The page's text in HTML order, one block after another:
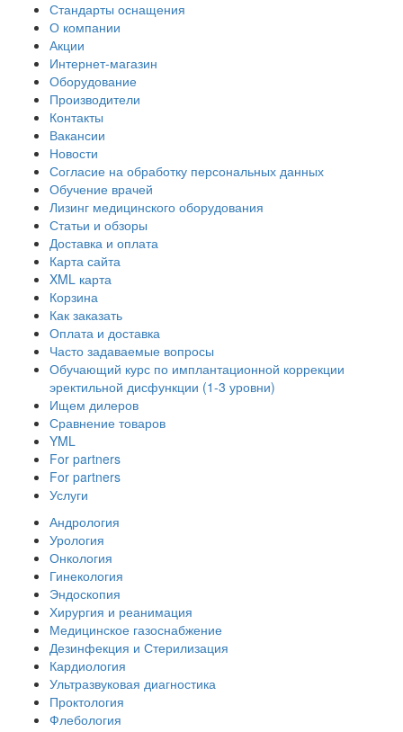
Стандарты оснащения
О компании
Акции
Интернет-магазин
Оборудование
Производители
Контакты
Вакансии
Новости
Согласие на обработку персональных данных
Обучение врачей
Лизинг медицинского оборудования
Статьи и обзоры
Доставка и оплата
Карта сайта
XML карта
Корзина
Как заказать
Оплата и доставка
Часто задаваемые вопросы
Обучающий курс по имплантационной коррекции
эректильной дисфункции (1-3 уровни)
Ищем дилеров
Сравнение товаров
YML
For partners
For partners
Услуги
Андрология
Урология
Онкология
Гинекология
Эндоскопия
Хирургия и реанимация
Медицинское газоснабжение
Дезинфекция и Стерилизация
Кардиология
Ультразвуковая диагностика
Проктология
Флебология